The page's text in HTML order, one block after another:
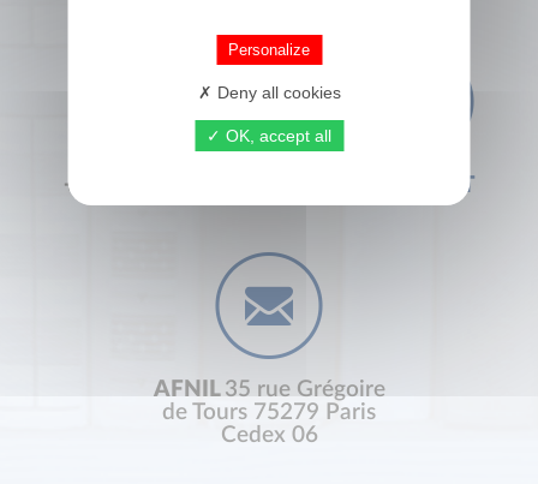
+33 (0) 1 44 41 29 19 CONTACT
AFNIL 35 rue Grégoire
de Tours 75279 Paris
Cedex 06
Personalize
Deny all cookies
OK, accept all